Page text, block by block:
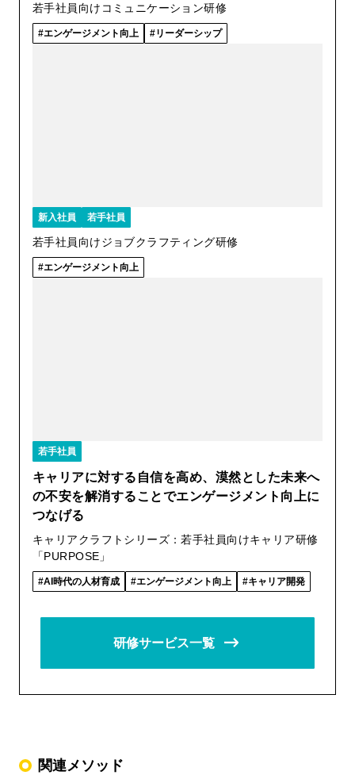
若手社員向けコミュニケーション研修
エンゲージメント向上 リーダーシップ
新入社員 若手社員
若手社員向けジョブクラフティング研修
エンゲージメント向上
若手社員
キャリアに対する自信を高め、漠然とした未来へ
の不安を解消することでエンゲージメント向上に
つなげる
キャリアクラフトシリーズ：若手社員向けキャリア研修
「PURPOSE」
AI時代の人材育成 エンゲージメント向上 キャリア開発
研修サービス一覧
関連メソッド